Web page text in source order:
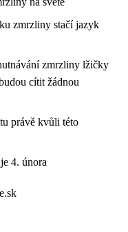
zmrzliny stačí jazyk
zmrzliny lžičky
cítit žádnou
právě kvůli této
4. února